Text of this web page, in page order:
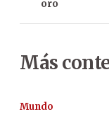
oro
Más
Mundo